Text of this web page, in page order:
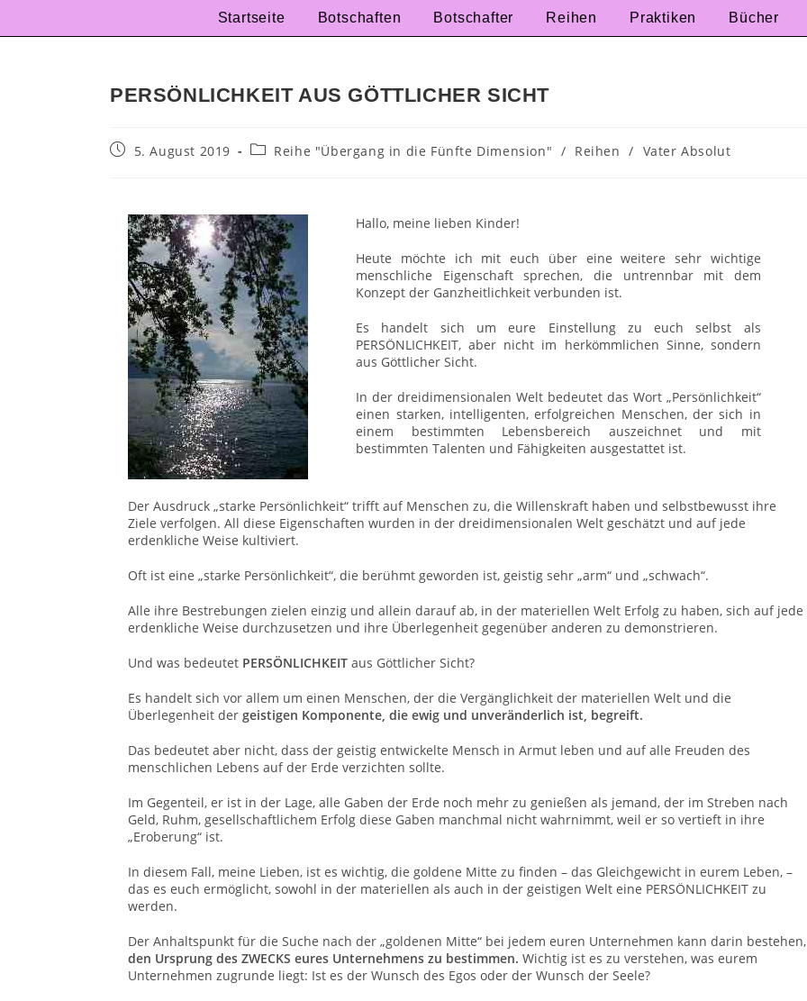
Startseite Botschaften Botschafter Reihen Praktiken Bücher
PERSÖNLICHKEIT AUS GÖTTLICHER SICHT
5. August 2019 Reihe "Übergang in die Fünfte Dimension" / Reihen / Vater Absolut
Hallo, meine lieben Kinder!
Heute möchte ich mit euch über eine weitere sehr wichtige
menschliche Eigenschaft sprechen, die untrennbar mit dem
Konzept der Ganzheitlichkeit verbunden ist.
Es handelt sich um eure Einstellung zu euch selbst als
PERSÖNLICHKEIT, aber nicht im herkömmlichen Sinne, sondern
aus Göttlicher Sicht.
In der dreidimensionalen Welt bedeutet das Wort „Persönlichkeit“
einen starken, intelligenten, erfolgreichen Menschen, der sich in
einem bestimmten Lebensbereich auszeichnet und mit
bestimmten Talenten und Fähigkeiten ausgestattet ist.
Der Ausdruck „starke Persönlichkeit“ trifft auf Menschen zu, die Willenskraft haben und selbstbewusst ihre
Ziele verfolgen. All diese Eigenschaften wurden in der dreidimensionalen Welt geschätzt und auf jede
erdenkliche Weise kultiviert.
Oft ist eine „starke Persönlichkeit“, die berühmt geworden ist, geistig sehr „arm“ und „schwach“.
Alle ihre Bestrebungen zielen einzig und allein darauf ab, in der materiellen Welt Erfolg zu haben, sich auf jede
erdenkliche Weise durchzusetzen und ihre Überlegenheit gegenüber anderen zu demonstrieren.
Und was bedeutet PERSÖNLICHKEIT aus Göttlicher Sicht?
Es handelt sich vor allem um einen Menschen, der die Vergänglichkeit der materiellen Welt und die
Überlegenheit der geistigen Komponente, die ewig und unveränderlich ist, begreift.
Das bedeutet aber nicht, dass der geistig entwickelte Mensch in Armut leben und auf alle Freuden des
menschlichen Lebens auf der Erde verzichten sollte.
Im Gegenteil, er ist in der Lage, alle Gaben der Erde noch mehr zu genießen als jemand, der im Streben nach
Geld, Ruhm, gesellschaftlichem Erfolg diese Gaben manchmal nicht wahrnimmt, weil er so vertieft in ihre
„Eroberung“ ist.
In diesem Fall, meine Lieben, ist es wichtig, die goldene Mitte zu finden – das Gleichgewicht in eurem Leben, –
das es euch ermöglicht, sowohl in der materiellen als auch in der geistigen Welt eine PERSÖNLICHKEIT zu
werden.
Der Anhaltspunkt für die Suche nach der „goldenen Mitte“ bei jedem euren Unternehmen kann darin bestehen,
den Ursprung des ZWECKS eures Unternehmens zu bestimmen. Wichtig ist es zu verstehen, was eurem
Unternehmen zugrunde liegt: Ist es der Wunsch des Egos oder der Wunsch der Seele?